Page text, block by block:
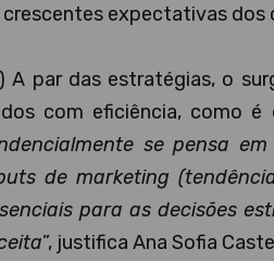
crescentes expectativas dos
A par das estratégias, o
com eficiência, como é
se pensa
de marketing
para as decisões
”, justifica Ana Sofia